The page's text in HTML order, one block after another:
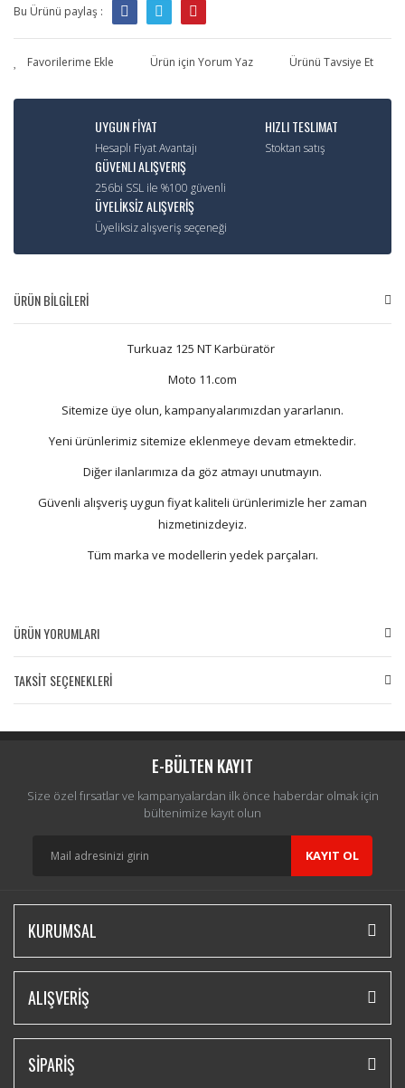
Bu Ürünü paylaş :
Ürün için Yorum Yaz Ürünü Tavsiye Et
UYGUN FİYAT
Hesaplı Fiyat Avantajı
HIZLI TESLIMAT
Stoktan satış
GÜVENLI ALIŞVERIŞ
256bi SSL ile %100 güvenli
ÜYELİKSİZ ALIŞVERİŞ
Üyeliksiz alışveriş seçeneği
ÜRÜN BİLGİLERİ
Turkuaz 125 NT Karbüratör
Moto 11.com
Sitemize üye olun, kampanyalarımızdan yararlanın.
Yeni ürünlerimiz sitemize eklenmeye devam etmektedir.
Diğer ilanlarımıza da göz atmayı unutmayın.
Güvenli alışveriş uygun fiyat kaliteli ürünlerimizle her zaman
hizmetinizdeyiz.
Tüm marka ve modellerin yedek parçaları.
ÜRÜN YORUMLARI
Yorum Yaz
TAKSİT SEÇENEKLERİ
E-BÜLTEN KAYIT
Size özel fırsatlar ve kampanyalardan ilk önce haberdar olmak için
bültenimize kayıt olun
KAYIT OL
KURUMSAL
ALIŞVERİŞ
SİPARİŞ